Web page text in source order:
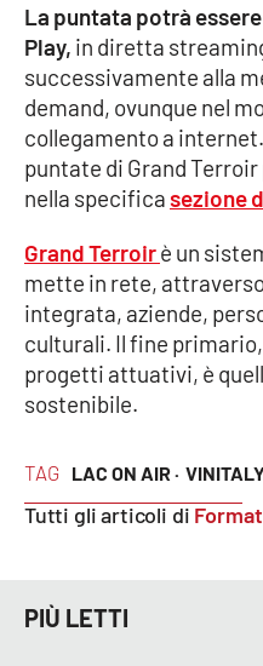
Società
Sport
RUBRICHE
Good Morning Vietnam
Parchi Marini Calabria
Leggendo Alvaro
Le perfidie di Antonella
TAG LAC ON AIR · VINITALY
Tutti gli articoli di
La puntata potrà
Play, in diretta
successivamente alla
demand, ovunque nel
collegamento a
puntate di Grand
nella specificasezione
Grand Terroirè un
mette in rete,
integrata, aziende,
culturali. Il fine
progetti attuativi, è
sostenibile.
PIÙ LETTI